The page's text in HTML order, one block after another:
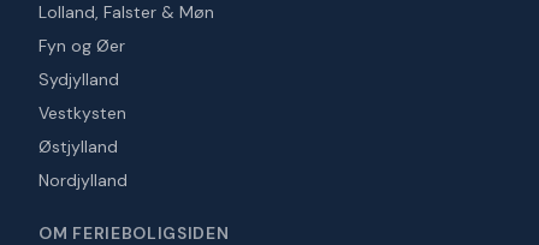
Lolland, Falster & Møn
Fyn og Øer
Sydjylland
Vestkysten
Østjylland
Nordjylland
OM FERIEBOLIGSIDEN